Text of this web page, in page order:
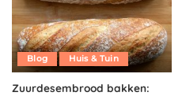
Blog Huis & Tuin
Zuurdesembrood bakken: